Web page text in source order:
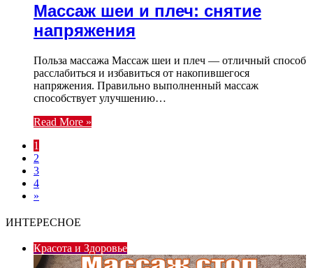
Массаж шеи и плеч: снятие
напряжения
Польза массажа Массаж шеи и плеч — отличный способ
расслабиться и избавиться от накопившегося
напряжения. Правильно выполненный массаж
способствует улучшению…
Read More »
1
2
3
4
»
ИНТЕРЕСНОЕ
Красота и Здоровье